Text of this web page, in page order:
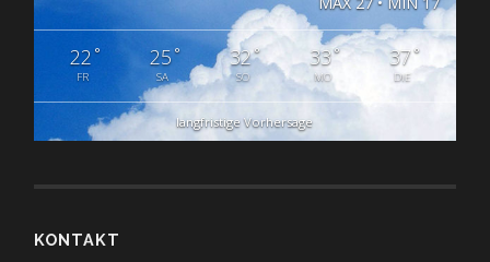
22 °
FR
25°
SA
32°
SO
33°
MO
37°
DIE
langfristige Vorhersage
KONTAKT